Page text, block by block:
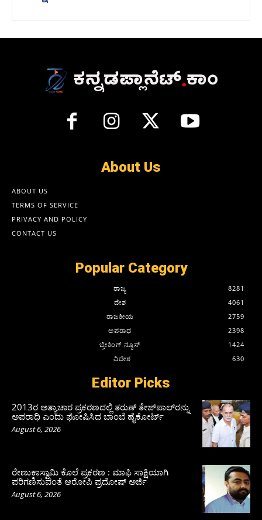
About Us
ABOUT US
TERMS OF SERVICE
PRIVACY AND POLICY
CONTACT US
Popular Category
ರಾಜ್ಯ
8281
ದೇಶ
4061
ರಾಜಕೀಯ
2759
ಅಪರಾಧ
2398
ಬ್ರೇಕಿಂಗ್ ನ್ಯೂಸ್
1424
ವಿದೇಶ
630
Editor Picks
2013ರ ಅತ್ಯಾಚಾರ ಪ್ರಕರಣದಲ್ಲಿ ತರುಣ್ ತೇಜ್‌ಪಾಲ್‌ರನ್ನು
ಅಪರಾಧಿ ಎಂದು ಘೋಷಿಸಿದ ಬಾಂಬೆ ಹೈಕೋರ್ಟ್
August 6, 2026
ರೇಣುಕಾಸ್ವಾಮಿ ಕೊಲೆ ಪ್ರಕರಣ : ಮಾಫಿ ಸಾಕ್ಷಿಯಾಗಿ
ಪರಿಗಣಿಸುವಂತೆ ಆರೋಪಿ ಪ್ರದೋಷ್‌ ಅರ್ಜಿ
August 6, 2026